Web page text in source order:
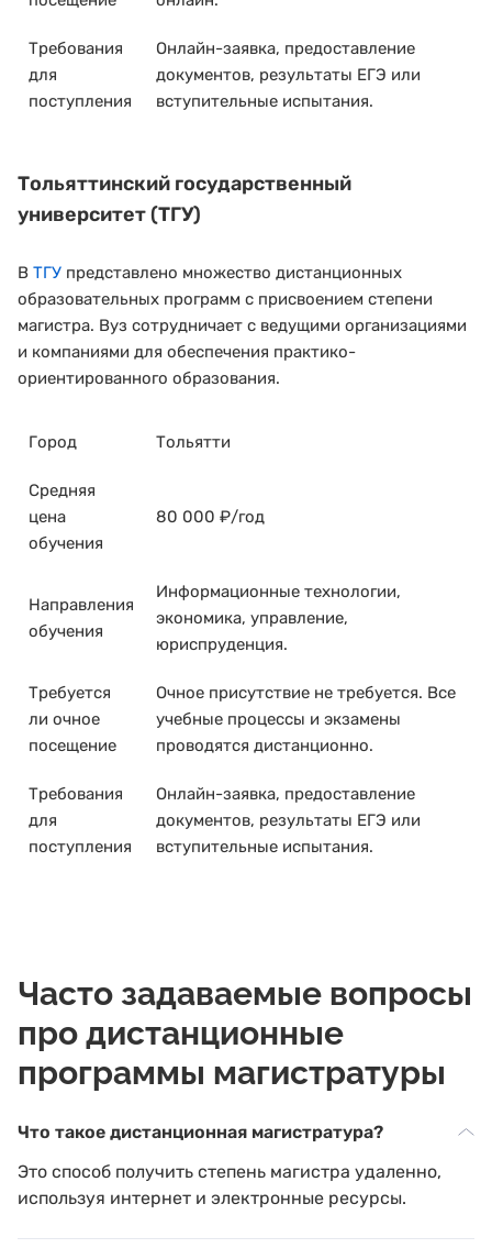
Требования
для
поступления
Онлайн-заявка, предоставление
документов, результаты ЕГЭ или
вступительные испытания.
Тольяттинский государственный
университет (ТГУ)
В ТГУ представлено множество дистанционных
образовательных программ с присвоением степени
магистра. Вуз сотрудничает с ведущими организациями
и компаниями для обеспечения практико-
ориентированного образования.
Город Тольятти
Средняя
цена
обучения
80 000 ₽/год
Направления
обучения
Информационные технологии,
экономика, управление,
юриспруденция.
Требуется
ли очное
посещение
Очное присутствие не требуется. Все
учебные процессы и экзамены
проводятся дистанционно.
Требования
для
поступления
Онлайн-заявка, предоставление
документов, результаты ЕГЭ или
вступительные испытания.
Часто задаваемые вопросы
про дистанционные
программы магистратуры
Что такое дистанционная магистратура?
Это способ получить степень магистра удаленно,
используя интернет и электронные ресурсы.